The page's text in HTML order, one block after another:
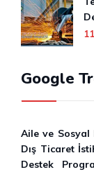
Google
Aile ve Sosyal
Dış Ticaret
Destek